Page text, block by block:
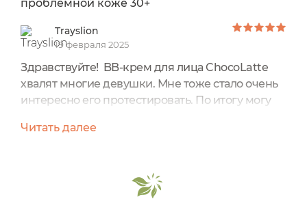
проблемной коже 30+
Trayslion
19 февраля 2025
Здравствуйте! BB-крем для лица ChocoLatte
хвалят многие девушки. Мне тоже стало очень
интересно его протестировать. По итогу могу
довольна.Общая информация:Цена - 450
изготовления (19.11.24).Не тестируется на
Читать далее